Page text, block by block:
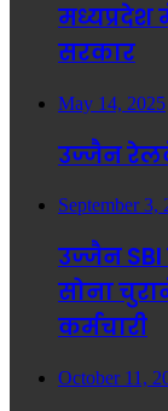
मध्यप्रदेश
सरकार
May 14, 2025
उज्जैन
September 3,
उज्जैन
सोना
कर्मचारी
October 11,